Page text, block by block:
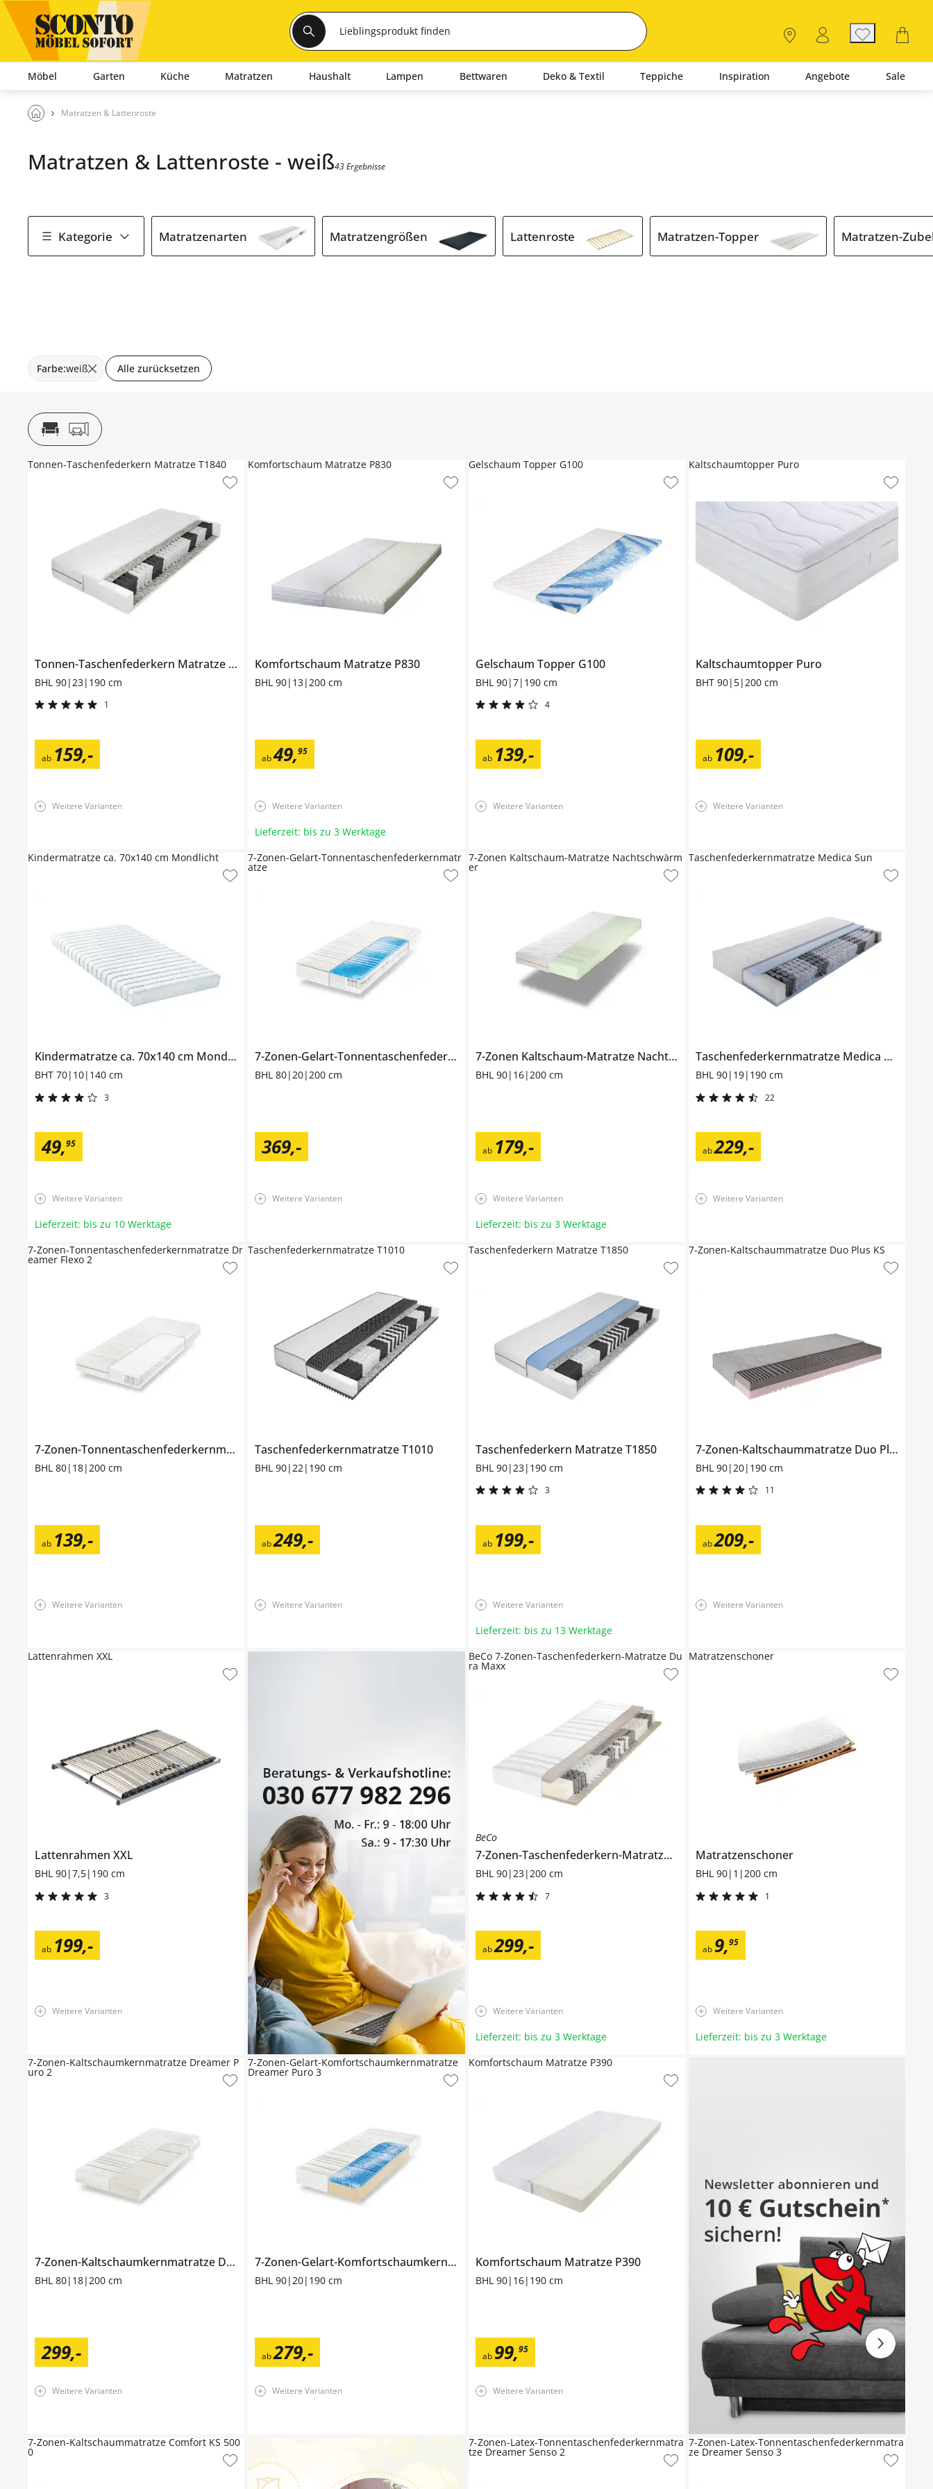
Möbel Garten Küche Matratzen Haushalt Lampen Bettwaren Deko & Textil Teppiche Inspiration Angebote Sale
Matratzen & Lattenroste
Matratzen & Lattenroste - weiß43 Ergebnisse
Kategorie Matratzenarten Matratzengrößen Lattenroste Matratzen-Topper Matratzen-
Farbe:weiß Alle zurücksetzen
Tonnen-Taschenfederkern Matratze
T1840
BHL 90|23|190 cm
1
ab 159,-
Tonnen-Taschenfederkern Matratze T1840
Weitere Varianten
Komfortschaum Matratze P830
BHL 90|13|200 cm
ab 49,95
Komfortschaum Matratze P830
Weitere Varianten
Lieferzeit: bis zu 3 Werktage
Gelschaum Topper G100
BHL 90|7|190 cm
4
ab 139,-
Gelschaum Topper G100
Weitere Varianten
Kaltschaumtopper Puro
BHT 90|5|200 cm
ab 109,-
Kaltschaumtopper Puro
Weitere Varianten
Kindermatratze ca. 70x140 cm Mondlicht
BHT 70|10|140 cm
3
49,95
Kindermatratze ca. 70x140 cm Mondlicht
Weitere Varianten
Lieferzeit: bis zu 10 Werktage
7-Zonen-Gelart-Tonnentaschenfederkernmatratze
BHL 80|20|200 cm
369,-
7-Zonen-Gelart-Tonnentaschenfederkernmatr
atze
Weitere Varianten
7-Zonen Kaltschaum-Matratze Nachtschwärmer
BHL 90|16|200 cm
ab 179,-
7-Zonen Kaltschaum-Matratze Nachtschwärm
er
Weitere Varianten
Lieferzeit: bis zu 3 Werktage
Taschenfederkernmatratze Medica Sun
BHL 90|19|190 cm
22
ab229,-
Taschenfederkernmatratze Medica Sun
Weitere Varianten
7-Zonen-Tonnentaschenfederkernmatratze Dreamer Flexo 2
BHL 80|18|200 cm
ab 139,-
7-Zonen-Tonnentaschenfederkernmatratze Dr
eamer Flexo 2
Weitere Varianten
TaschenfederkernmatratzeT1010
BHL 90|22|190 cm
ab 249,-
Taschenfederkernmatratze T1010
Weitere Varianten
Taschenfederkern MatratzeT1850
BHL 90|23|190 cm
3
ab 199,-
Taschenfederkern Matratze T1850
Weitere Varianten
Lieferzeit: bis zu 13 Werktage
7-Zonen-Kaltschaummatratze Duo Plus KS
BHL 90|20|190 cm
11
ab209,-
7-Zonen-Kaltschaummatratze Duo Plus KS
Weitere Varianten
LattenrahmenXXL
BHL 90|7,5|190 cm
3
ab 199,-
Lattenrahmen XXL
Weitere Varianten
BeCo
7-Zonen-Taschenfederkern-Matratze Dura Maxx
BHL 90|23|200 cm
7
ab299,-
BeCo 7-Zonen-Taschenfederkern-Matratze Du
ra Maxx
Weitere Varianten
Lieferzeit: bis zu 3 Werktage
Matratzenschoner
BHL 90|1|200 cm
1
ab 9,95
Matratzenschoner
Weitere Varianten
Lieferzeit: bis zu 3 Werktage
7-Zonen-Kaltschaumkernmatratze Dreamer Puro 2
BHL 80|18|200 cm
299,-
7-Zonen-Kaltschaumkernmatratze Dreamer P
uro 2
Weitere Varianten
7-Zonen-Gelart-Komfortschaumkernmatratze Dreamer Puro 3
BHL 90|20|190 cm
ab 279,-
7-Zonen-Gelart-Komfortschaumkernmatratze
Dreamer Puro 3
Weitere Varianten
Komfortschaum Matratze P390
BHL 90|16|190 cm
ab 99,95
Komfortschaum Matratze P390
Weitere Varianten
7-Zonen-Kaltschaummatratze Comfort KS 500
0
7-Zonen-Latex-Tonnentaschenfederkernmatra
tze Dreamer Senso 2
7-Zonen-Latex-Tonnentaschenfederkernmatra
ze Dreamer Senso 3